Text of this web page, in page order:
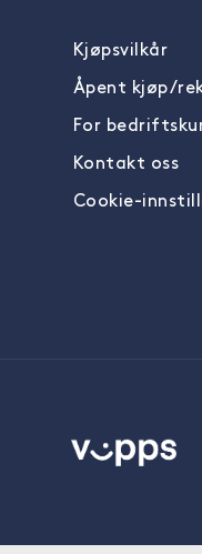
Kjøpsvilkår
Åpent kjøp/
For
Kontakt oss
Cookie-